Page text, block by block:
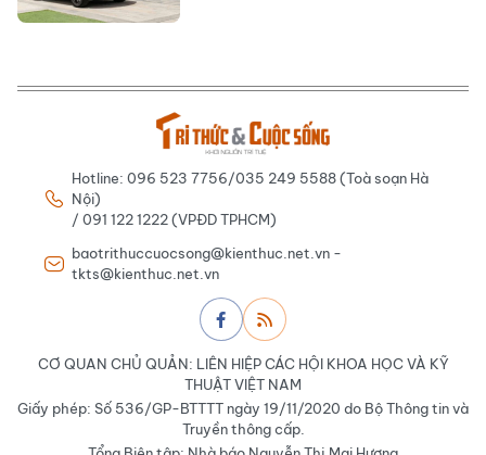
Hotline: 096 523 7756/035 249 5588 (Toà soạn Hà
Nội)
/ 091 122 1222 (VPĐD TPHCM)
baotrithuccuocsong@kienthuc.net.vn -
tkts@kienthuc.net.vn
CƠ QUAN CHỦ QUẢN: LIÊN HIỆP CÁC HỘI KHOA HỌC VÀ KỸ
THUẬT VIỆT NAM
Giấy phép: Số 536/GP-BTTTT ngày 19/11/2020 do Bộ Thông tin và
Truyền thông cấp.